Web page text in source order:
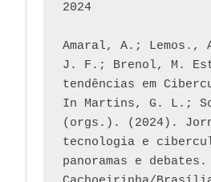
2024
Amaral, A.; Lemos.,
J. F.; Brenol, M.
tendências em
In Martins, G. L.;
(orgs.). (2024).
tecnologia e
panoramas e debates.